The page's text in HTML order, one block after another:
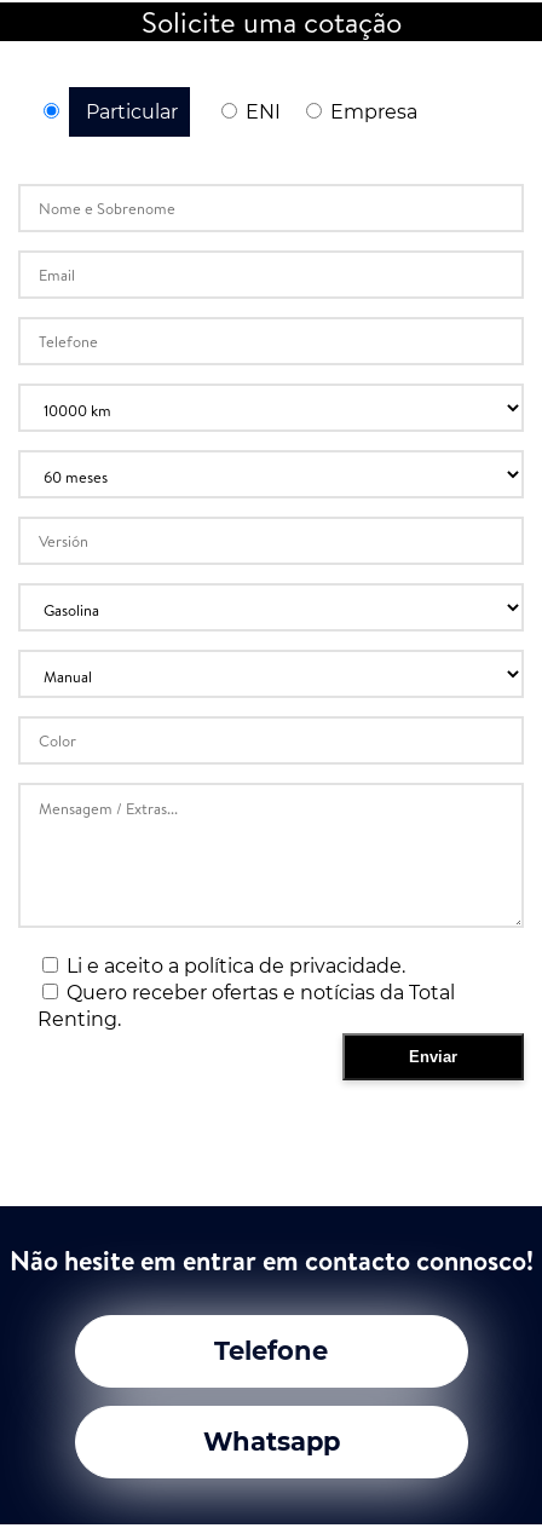
Solicite uma cotação
Particular ENI Empresa
Li e aceito a política de privacidade.
Quero receber ofertas e notícias da Total
Renting.
Não hesite em entrar em contacto connosco!
Telefone
Whatsapp